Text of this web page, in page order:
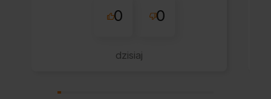
Wszystko ok, bez
Jestem pozytywnie
0 0
dzisiaj